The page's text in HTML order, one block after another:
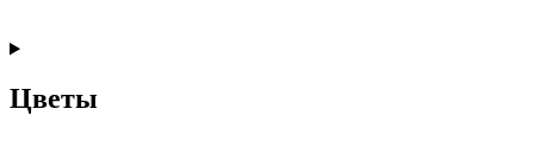
Цветы